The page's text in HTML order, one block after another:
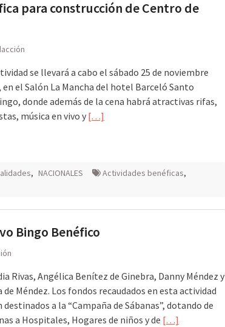
para construcción de Centro de
se llevará a cabo el sábado 25 de noviembre
en el Salón La Mancha del hotel Barceló Santo
donde además de la cena habrá atractivas rifas,
música en vivo y […]
, NACIONALES Actividades benéficas,
Bingo Benéfico
Rivas, Angélica Benítez de Ginebra, Danny Méndez y
de Méndez. Los fondos recaudados en esta actividad
destinados a la “Campaña de Sábanas”, dotando de
a Hospitales, Hogares de niños y de […]